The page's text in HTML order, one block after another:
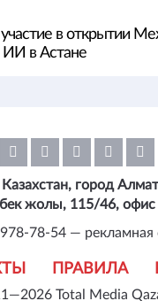
участие в открытии
в Астане
Total Media
ПРАВИЛА
Казахстан, город
жолы, 115/46, офис
78-54 — рекламная